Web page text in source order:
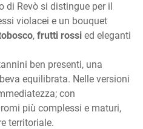
di Revò si distingue per il
violacei e un bouquet
, frutti rossi ed eleganti
ben presenti, una
equilibrata. Nelle versioni
con
più complessi e maturi,
territoriale.